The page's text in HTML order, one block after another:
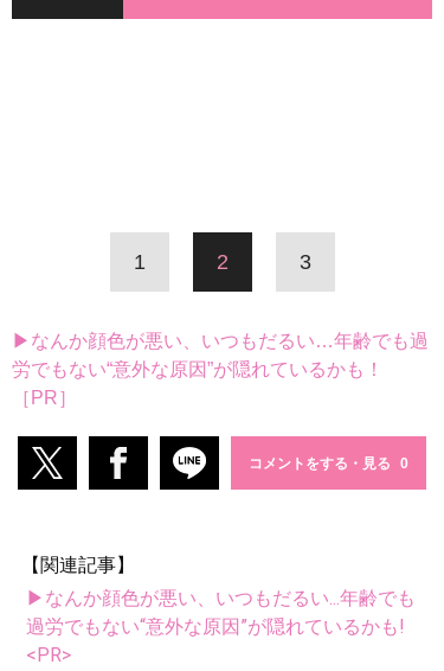
1 2 3
▶なんか顔色が悪い、いつもだるい…年齢でも過
労でもない“意外な原因”が隠れているかも！
［PR］
コメントをする・見る
【関連記事】
▶なんか顔色が悪い、いつもだるい...年齢でも
過労でもない“意外な原因”が隠れているかも!
<PR>